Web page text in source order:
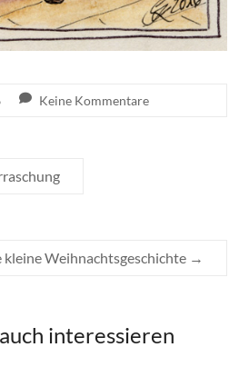
Keine Kommentare
kleine Weihnachtsgeschichte →
interessieren